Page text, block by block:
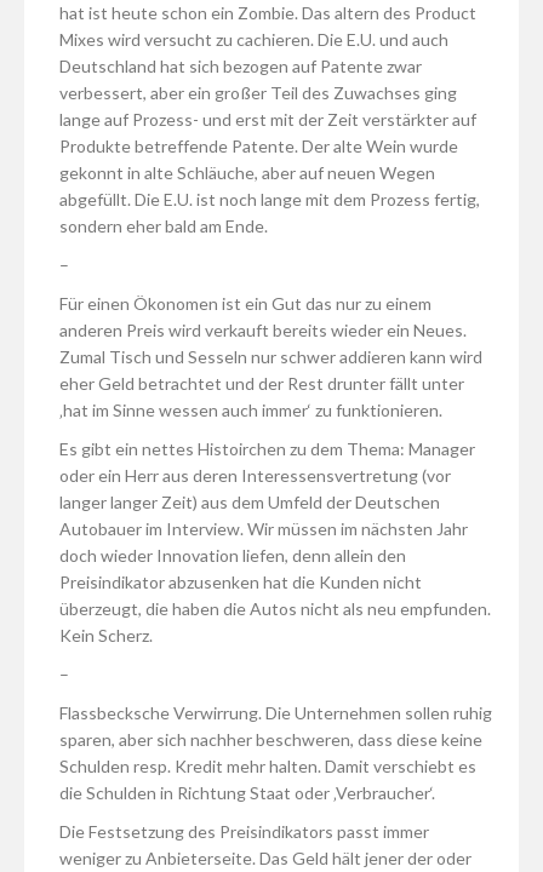
hat ist heute schon ein Zombie. Das altern des Product
Mixes wird versucht zu cachieren. Die E.U. und auch
Deutschland hat sich bezogen auf Patente zwar
verbessert, aber ein großer Teil des Zuwachses ging
lange auf Prozess- und erst mit der Zeit verstärkter auf
Produkte betreffende Patente. Der alte Wein wurde
gekonnt in alte Schläuche, aber auf neuen Wegen
abgefüllt. Die E.U. ist noch lange mit dem Prozess fertig,
sondern eher bald am Ende.
–
Für einen Ökonomen ist ein Gut das nur zu einem
anderen Preis wird verkauft bereits wieder ein Neues.
Zumal Tisch und Sesseln nur schwer addieren kann wird
eher Geld betrachtet und der Rest drunter fällt unter
‚hat im Sinne wessen auch immer‘ zu funktionieren.
Es gibt ein nettes Histoirchen zu dem Thema: Manager
oder ein Herr aus deren Interessensvertretung (vor
langer langer Zeit) aus dem Umfeld der Deutschen
Autobauer im Interview. Wir müssen im nächsten Jahr
doch wieder Innovation liefen, denn allein den
Preisindikator abzusenken hat die Kunden nicht
überzeugt, die haben die Autos nicht als neu empfunden.
Kein Scherz.
–
Flassbecksche Verwirrung. Die Unternehmen sollen ruhig
sparen, aber sich nachher beschweren, dass diese keine
Schulden resp. Kredit mehr halten. Damit verschiebt es
die Schulden in Richtung Staat oder ‚Verbraucher‘.
Die Festsetzung des Preisindikators passt immer
weniger zu Anbieterseite. Das Geld hält jener der oder